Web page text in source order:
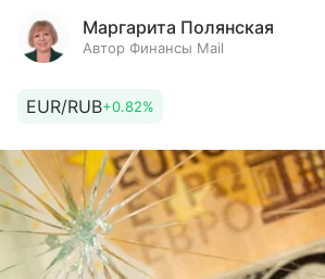
Маргарита Полянская
Автор Финансы Mail
EUR/RUB+0.82%